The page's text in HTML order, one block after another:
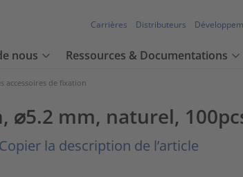
Carrières Distributeurs
nous Ressources & Documentations
accessoires de fixation
⌀5.2 mm, naturel,
Copier la description de l’article